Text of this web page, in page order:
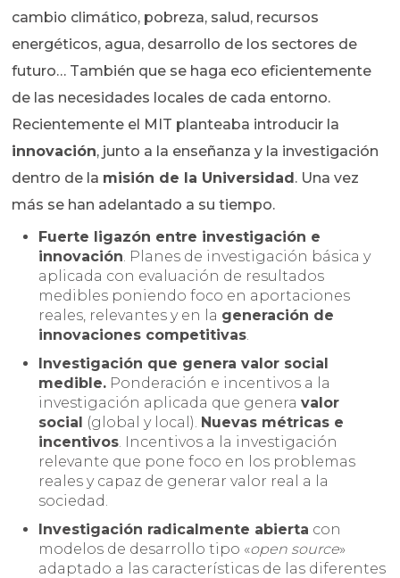
cambio climático, pobreza, salud, recursos
energéticos, agua, desarrollo de los sectores de
futuro… También que se haga eco eficientemente
de las necesidades locales de cada entorno.
Recientemente el MIT planteaba introducir la
innovación, junto a la enseñanza y la investigación
dentro de la misión de la Universidad. Una vez
más se han adelantado a su tiempo.
Fuerte ligazón entre investigación e
innovación . Planes de investigación básica y
aplicada con evaluación de resultados
medibles poniendo foco en aportaciones
reales, relevantes y en la generación de
innovaciones competitivas
Investigación que genera valor social
medible. Ponderación e incentivos a la
investigación aplicada que generavalor
social (global y local). Nuevas métricas e
incentivos . Incentivos a la investigación
relevante que pone foco en los problemas
reales y capaz de generar valor real a la
sociedad.
Investigación radicalmente abierta con
modelos de desarrollo tipo «open source»
adaptado a las características de las diferentes